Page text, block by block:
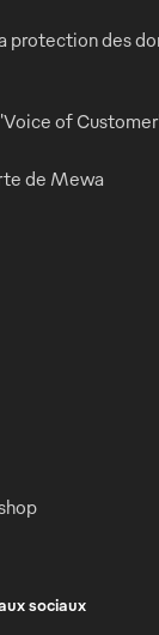
protection des
of
de Mewa
sociaux